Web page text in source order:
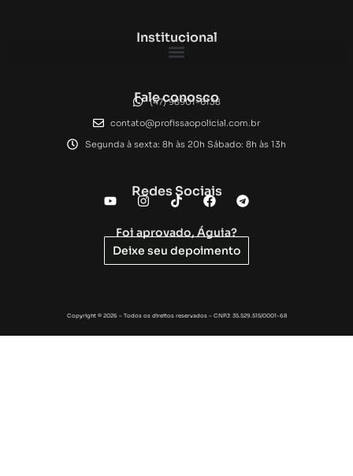
Institucional
Fale conosco
(47) 98901-6138
contato@profissaopolicial.com.br
Segunda à sexta: 8h às 20h Sábado: 8h às 13h
Redes Sociais
Foi aprovado, Águia?
Deixe seu depoimento
Copyright © 2026 – Todos os direitos reservados – CNPJ: 35.529.515/0001-68